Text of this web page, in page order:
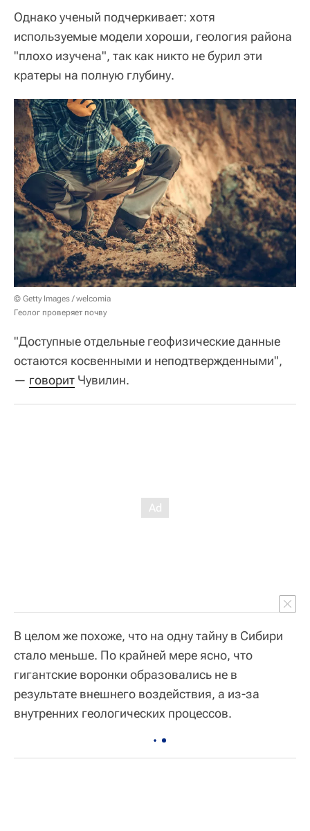
Однако ученый подчеркивает: хотя
используемые модели хороши, геология района
"плохо изучена", так как никто не бурил эти
кратеры на полную глубину.
© Getty Images / welcomia
Геолог проверяет почву
"Доступные отдельные геофизические данные
остаются косвенными и неподтвержденными",
— говорит Чувилин.
В целом же похоже, что на одну тайну в Сибири
стало меньше. По крайней мере ясно, что
гигантские воронки образовались не в
результате внешнего воздействия, а из-за
внутренних геологических процессов.